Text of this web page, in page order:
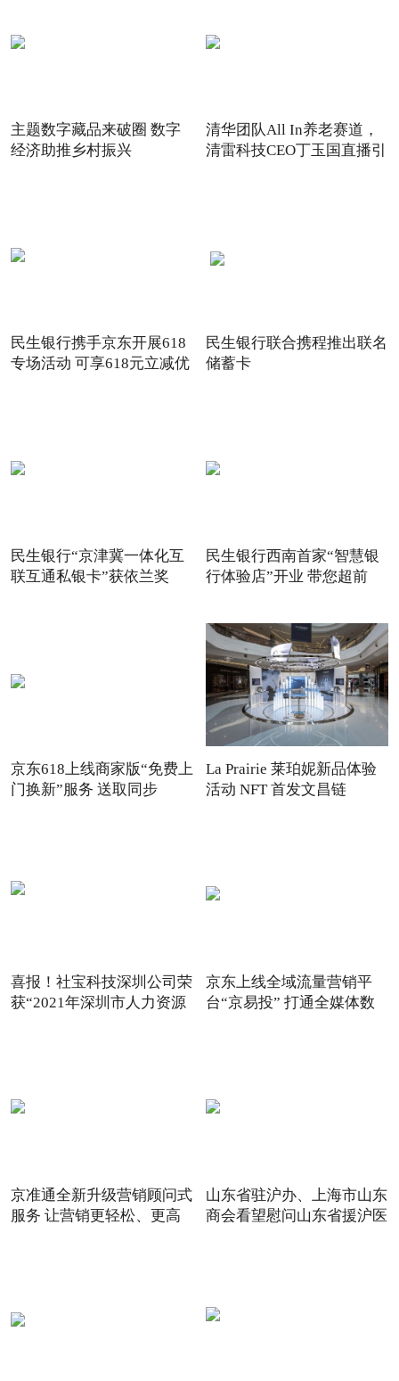
主题数字藏品来破圈 数字
经济助推乡村振兴
清华团队All In养老赛道，
清雷科技CEO丁玉国直播引
民生银行携手京东开展618
专场活动 可享618元立减优
民生银行联合携程推出联名
储蓄卡
民生银行“京津冀一体化互
联互通私银卡”获依兰奖
民生银行西南首家“智慧银
行体验店”开业 带您超前
京东618上线商家版“免费上
门换新”服务 送取同步
La Prairie 莱珀妮新品体验
活动 NFT 首发文昌链
喜报！社宝科技深圳公司荣
获“2021年深圳市人力资源
京东上线全域流量营销平
台“京易投” 打通全媒体数
京准通全新升级营销顾问式
服务 让营销更轻松、更高
山东省驻沪办、上海市山东
商会看望慰问山东省援沪医